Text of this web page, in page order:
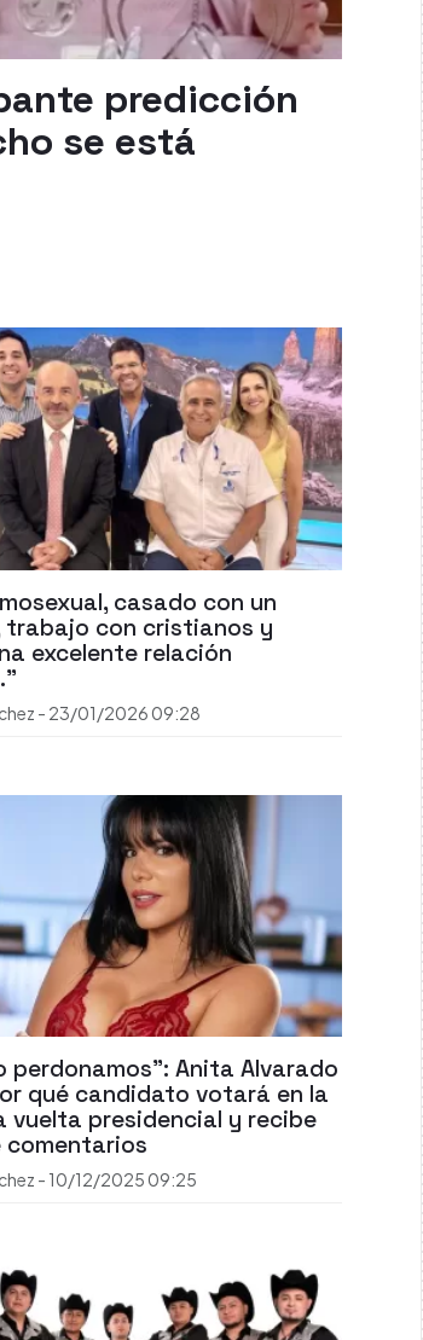
predicción
se está
casado con un
trabajo con cristianos y
excelente relación
- 23/01/2026 09:28
perdonamos": Anita Alvarado
qué candidato votará en la
vuelta presidencial y recibe
comentarios
- 10/12/2025 09:25